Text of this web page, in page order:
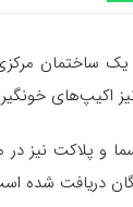
یک ساختمان
اکیپ‌های